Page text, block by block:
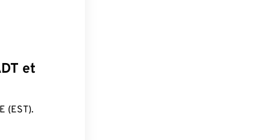
et
(EST).